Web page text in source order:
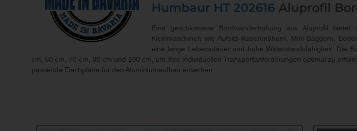
Humbaur HT 202616 Aluprofil
Eine geschlossene Bordwanderhöhung aus Aluprofil
Kleinmaschinen wie Aufsitz-Rasenmähern, Mini-Baggern,
eine lange Lebensdauer und hohe Widerstandsfähigkeit. Die
cm, 60 cm, 70 cm, 80 cm und 100 cm, um Ihre individuellen Transportanforderungen optimal zu
passende Flachplane für den Aluminiumaufbau erwerben.